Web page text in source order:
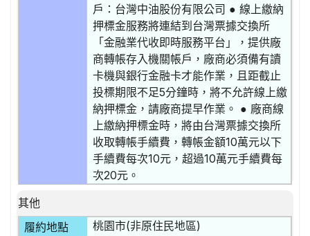
戶：台灣中油股份有限公司 ● 線上繳納
押標金服務將連結到台灣票據交換所
「金融業代收即時服務平台」，提供廠
商轉帳存入機關帳戶，廠商必須備有讀
卡機與銀行金融卡才能作業，且距截止
投標期限不足5分鐘時，將不允許線上繳
納押標金，請廠商提早作業。 ● 廠商線
上繳納押標金時，將由台灣票據交換所
收取轉帳手續費，轉帳金額10萬元以下
手續費每次10元，超過10萬元手續費每
次20元。
其他
履約地點
桃園市(非原住民地區)